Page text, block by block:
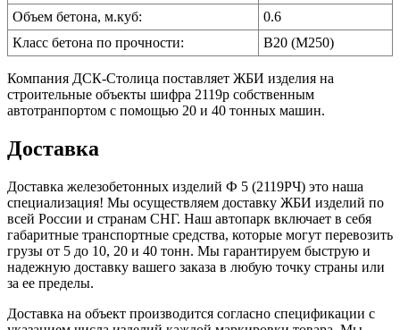
Объем бетона, м.куб:
0.6
Класс бетона по прочности:
B20 (M250)
Компания ДСК-Столица поставляет ЖБИ изделия на
строительные объекты шифра 2119р собственным
автотранпортом с помощью 20 и 40 тонных машин.
Доставка
Доставка железобетонных изделий Ф 5 (2119РЧ) это наша
специализация! Мы осуществляем доставку ЖБИ изделий по
всей России и странам СНГ. Наш автопарк включает в себя
габаритные транспортные средства, которые могут перевозить
грузы от 5 до 10, 20 и 40 тонн. Мы гарантируем быструю и
надежную доставку вашего заказа в любую точку страны или
за ее пределы.
Доставка на объект производится согласно спецификации с